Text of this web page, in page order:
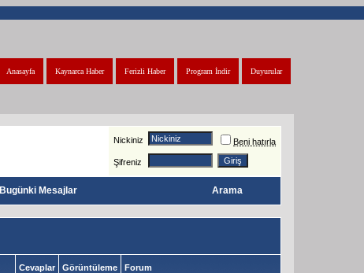
Duyurular
Program İndir
Ferizli Haber
Kaynarca Haber
Anasayfa
Nickiniz Beni hatırla
Şifreniz
Bugünki Mesajlar Arama
Cevaplar Görüntüleme Forum